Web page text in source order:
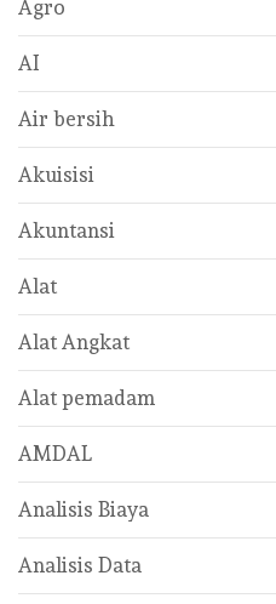
Agro
AI
Air bersih
Akuisisi
Akuntansi
Alat
Alat Angkat
Alat pemadam
AMDAL
Analisis Biaya
Analisis Data